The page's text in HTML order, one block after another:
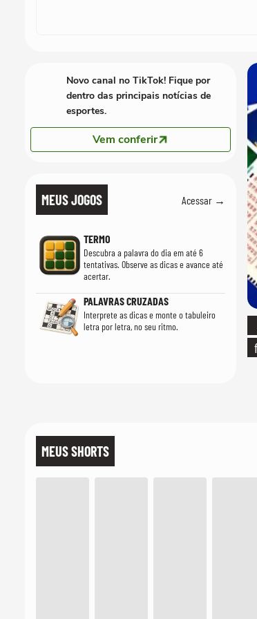
MEUS JOGOS Acessar →
TERMO
Descubra a palavra do dia em até 6
tentativas. Observe as dicas e avance até
acertar.
PALAVRAS CRUZADAS
Interprete as dicas e monte o tabuleiro
letra por letra, no seu ritmo.
MEUS SHORTS
Novo canal no TikTok! Fique por
dentro das principais notícias de
esportes.
Vem conferir